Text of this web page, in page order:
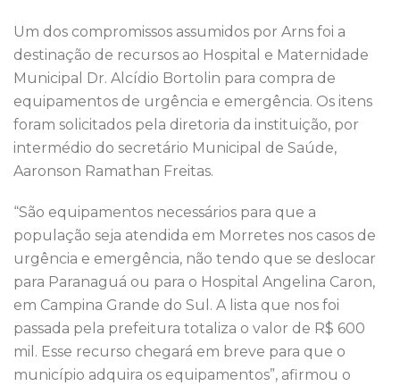
Um dos compromissos assumidos por Arns foi a
destinação de recursos ao Hospital e Maternidade
Municipal Dr. Alcídio Bortolin para compra de
equipamentos de urgência e emergência. Os itens
foram solicitados pela diretoria da instituição, por
intermédio do secretário Municipal de Saúde,
Aaronson Ramathan Freitas.
“São equipamentos necessários para que a
população seja atendida em Morretes nos casos de
urgência e emergência, não tendo que se deslocar
para Paranaguá ou para o Hospital Angelina Caron,
em Campina Grande do Sul. A lista que nos foi
passada pela prefeitura totaliza o valor de R$ 600
mil. Esse recurso chegará em breve para que o
município adquira os equipamentos”, afirmou o